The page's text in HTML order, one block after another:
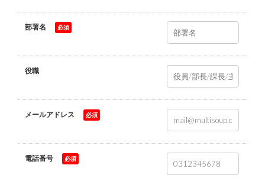
部署名
役職
メールアドレス
電話番号